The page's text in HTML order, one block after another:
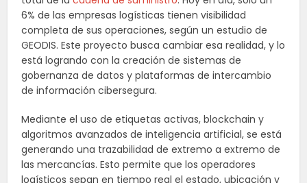
6% de las empresas logísticas tienen visibilidad
completa de sus operaciones, según un estudio de
GEODIS. Este proyecto busca cambiar esa realidad, y lo
está logrando con la creación de sistemas de
gobernanza de datos y plataformas de intercambio
de información cibersegura.
Mediante el uso de etiquetas activas, blockchain y
algoritmos avanzados de inteligencia artificial, se está
generando una trazabilidad de extremo a extremo de
las mercancías. Esto permite que los operadores
logísticos sepan en tiempo real el estado, ubicación y